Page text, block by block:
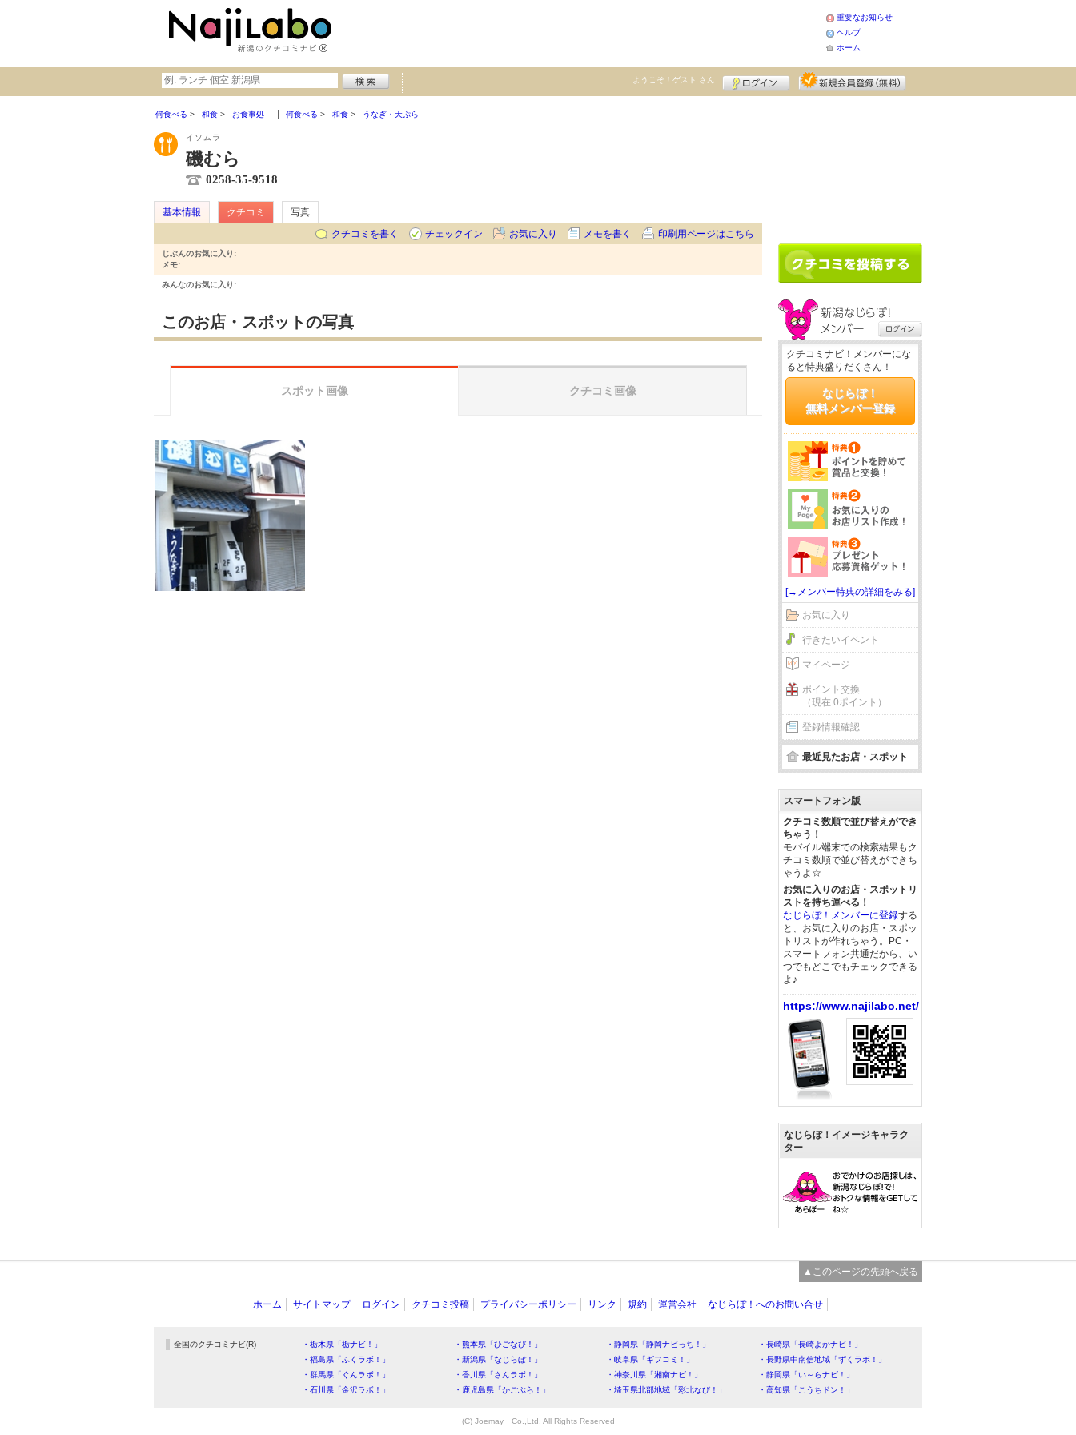
重要なお知らせ
ヘルプ
ホーム
ようこそ！ ゲスト さん
何食べる 和食 お食事処 何食べる 和食 うなぎ・天ぷら
イソムラ
磯むら
0258-35-9518
基本情報 クチコミ
写真
クチコミを書く
チェックイン お気に入り メモを書く 印刷用ページはこちら
じぶんのお気に入り:
メモ:
みんなのお気に入り:
このお店・スポットの写真
スポット画像 クチコミ画像
クチコミナビ！メンバーにな
ると特典盛りだくさん！
なじらぼ！
無料メンバー登録
[→メンバー特典の詳細をみる]
お気に入り
行きたいイベント
マイページ
ポイント交換
（現在 0ポイント）
登録情報確認
最近見たお店・スポット
スマートフォン版
クチコミ数順で並び替えができ
ちゃう！
モバイル端末での検索結果もク
チコミ数順で並び替えができち
ゃうよ☆
お気に入りのお店・スポットリ
ストを持ち運べる！
なじらぼ！メンバーに登録する
と、お気に入りのお店・スポッ
トリストが作れちゃう。PC・
スマートフォン共通だから、い
つでもどこでもチェックできる
よ♪
https://www.najilabo.net/
なじらぼ！イメージキャラク
ター
▲このページの先頭へ戻る
ホーム サイトマップ ログイン クチコミ投稿 プライバシーポリシー リンク 規約 運営会社 なじらぼ！へのお問い合せ
全国のクチコミナビ(R) ・栃木県「栃ナビ！」 ・熊本県「ひごなび！」 ・静岡県「静岡ナビっち！」
・長崎県「長崎よかナビ！」
・福島県「ふくラボ！」
・新潟県「なじらぼ！」 ・岐阜県「ギフコミ！」
・長野県中南信地域「ずくラボ！」
・群馬県「ぐんラボ！」
・香川県「さんラボ！」 ・神奈川県「湘南ナビ！」
・静岡県「い～らナビ！」
・石川県「金沢ラボ！」
・鹿児島県「かごぶら！」 ・埼玉県北部地域「彩北なび！」 ・高知県「こうちドン！」
(C) Joemay Co.,Ltd. All Rights Reserved